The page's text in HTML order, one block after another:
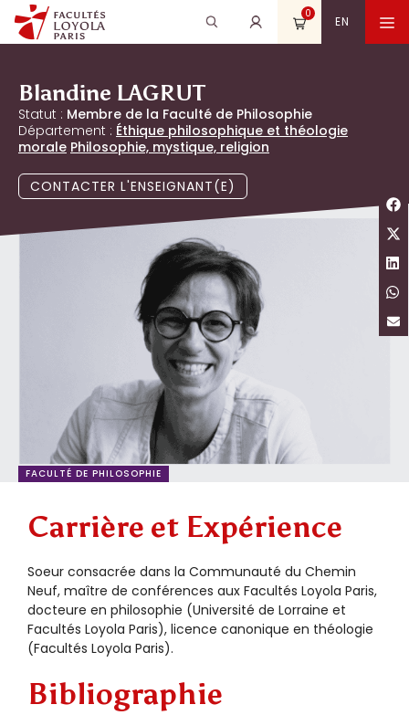
au
contenu
EN
0
Recherche
pour
Rechercher
Blandine LAGRUT
Statut : Membre de la Faculté de Philosophie
Département : Éthique philosophique et théologie
morale Philosophie, mystique, religion
CONTACTER L'ENSEIGNANT(E)
FACULTÉ DE PHILOSOPHIE
Carrière et Expérience
Soeur consacrée dans la Communauté du Chemin
Neuf, maître de conférences aux Facultés Loyola Paris,
docteure en philosophie (Université de Lorraine et
Facultés Loyola Paris), licence canonique en théologie
(Facultés Loyola Paris).
Bibliographie